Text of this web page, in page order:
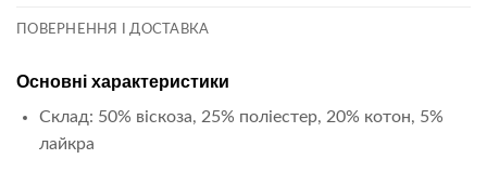
ПОВЕРНЕННЯ І ДОСТАВКА
Основні характеристики
Склад: 50% віскоза, 25% поліестер, 20% котон, 5%
лайкра